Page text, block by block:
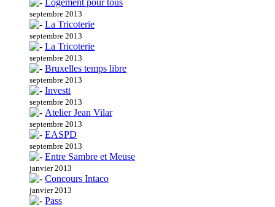
Logement pour tous
septembre 2013
La Tricoterie
septembre 2013
La Tricoterie
septembre 2013
Bruxelles temps libre
septembre 2013
Investt
septembre 2013
Atelier Jean Vilar
septembre 2013
EASPD
septembre 2013
Entre Sambre et Meuse
janvier 2013
Concours Intaco
janvier 2013
Pass